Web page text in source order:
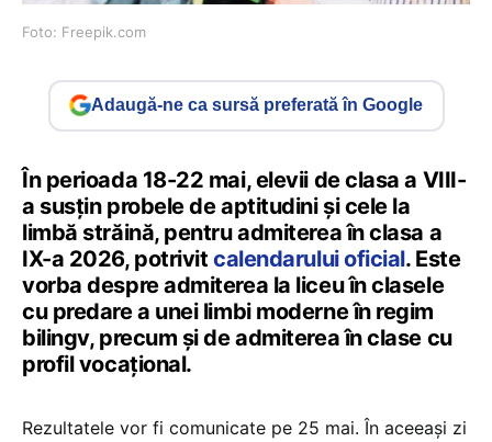
Foto: Freepik.com
Adaugă-ne ca sursă preferată în Google
În perioada 18-22 mai, elevii de clasa a VIII-
a susțin probele de aptitudini și cele la
limbă străină, pentru admiterea în clasa a
IX-a 2026, potrivitcalendarului oficial. Este
vorba despre admiterea la liceu în clasele
cu predare a unei limbi moderne în regim
bilingv, precum și de admiterea în clase cu
profil vocațional.
Rezultatele vor fi comunicate pe 25 mai. În aceeași zi